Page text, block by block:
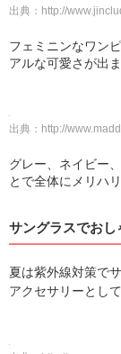
出典： http://
フェミニンなワン
アルな可愛さが出
出典： http://
グレー、ネイビー
とで全体にメリハ
サングラスでお
夏は紫外線対策で
アクセサリーとし